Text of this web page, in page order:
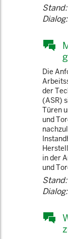
Stand:
Dialog:
Die
der
(ASR)
Türen
und
in der
und
Stand:
Dialog: